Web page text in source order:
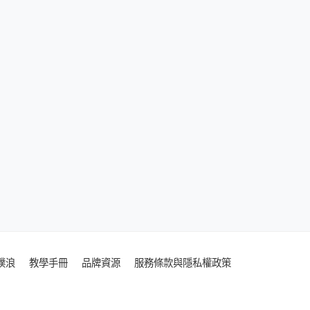
浪 教學手冊 品牌資源 服務條款與隱私權政策